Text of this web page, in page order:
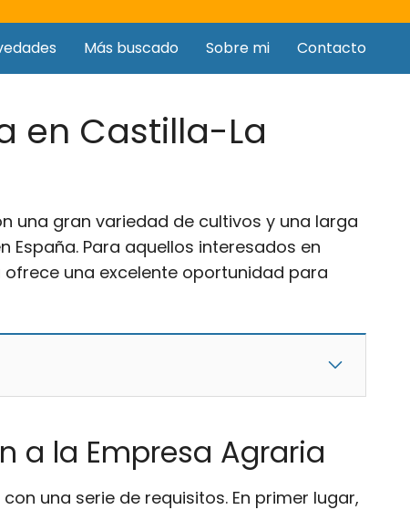
Más buscado Sobre mi Contacto
en Castilla-La
una gran variedad de cultivos y una larga
Para aquellos interesados en
una excelente oportunidad para
a la Empresa Agraria
una serie de requisitos. En primer lugar,